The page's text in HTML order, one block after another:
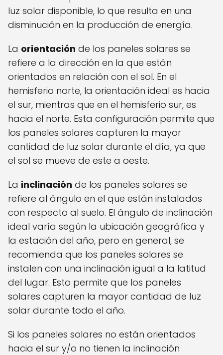
luz solar disponible, lo que resulta en una
disminución en la producción de energía.
La orientación de los paneles solares se
refiere a la dirección en la que están
orientados en relación con el sol. En el
hemisferio norte, la orientación ideal es hacia
el sur, mientras que en el hemisferio sur, es
hacia el norte. Esta configuración permite que
los paneles solares capturen la mayor
cantidad de luz solar durante el día, ya que
el sol se mueve de este a oeste.
La inclinación de los paneles solares se
refiere al ángulo en el que están instalados
con respecto al suelo. El ángulo de inclinación
ideal varía según la ubicación geográfica y
la estación del año, pero en general, se
recomienda que los paneles solares se
instalen con una inclinación igual a la latitud
del lugar. Esto permite que los paneles
solares capturen la mayor cantidad de luz
solar durante todo el año.
Si los paneles solares no están orientados
hacia el sur y/o no tienen la inclinación